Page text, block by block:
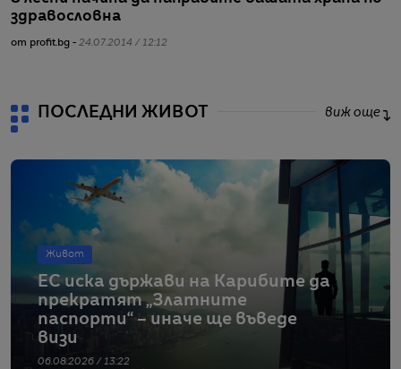
здравословна
от profit.bg - 24.07.2014 / 12:12
ПОСЛЕДНИ ЖИВОТ виж още
Живот
ЕС иска държави на Карибите да
прекратят „Златните
паспорти“ – иначе ще въведе
визи
06.08.2026 / 13:22